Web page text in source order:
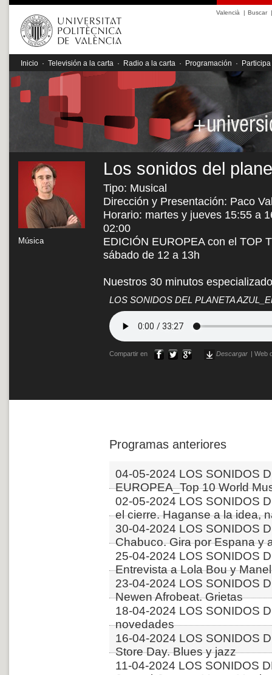
Valencià | Buscar|
Inicio · Televisión a la carta · Radio a la carta · Programación · Participa
Música
Los sonidos del
Tipo: Musical
Dirección y Presentación: Paco
Horario: martes y jueves 15:55 a
02:00
EDICIÓN EUROPEA con el TOP
sábado de 12 a 13h
Nuestros 30 minutos
LOS SONIDOS DEL PLANETA
Compartir en Descargar Web
Programas anteriores
04-05-2024 LOS SONIDOS
EUROPEA_Top 10 World
02-05-2024 LOS SONIDOS
el cierre. Haganse a la idea,
30-04-2024 LOS SONIDOS
Chabuco. Gira por Espana y
25-04-2024 LOS SONIDOS
Entrevista a Lola Bou y
23-04-2024 LOS SONIDOS
Newen Afrobeat. Grietas
18-04-2024 LOS SONIDOS
novedades
16-04-2024 LOS SONIDOS
Store Day. Blues y jazz
11-04-2024 LOS SONIDOS